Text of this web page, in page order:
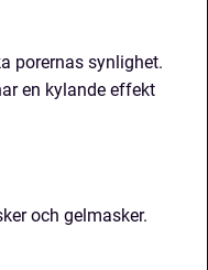
porernas synlighet.
en kylande effekt
och gelmasker.